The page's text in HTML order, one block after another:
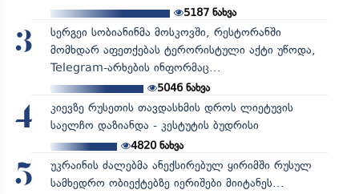
5187ნახვა
3
სერგეი სობიანინმა მოსკოვში, რესტორანში
მომხდარ აფეთქებას ტერორისტული აქტი უწოდა,
Telegram-არხების ინფორმაც...
5046ნახვა
4
კიევზე რუსეთის თავდასხმის დროს ლიეტუვის
საელჩო დაზიანდა - კესტუტის ბუდრისი
4820ნახვა
5
უკრაინის ძალებმა ანექსირებულ ყირიმში რუსულ
სამხედრო ობიექტებზე იერიშები მიიტანეს...